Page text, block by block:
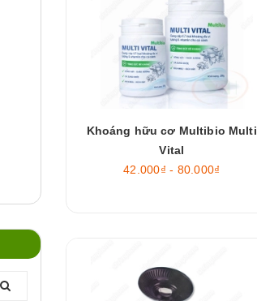
Khoáng hữu cơ Multibio Multi
Vital
42.000₫ - 80.000₫